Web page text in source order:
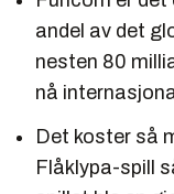
andel av det
nesten 80
nå
Det koster så
Flåklypa-spill